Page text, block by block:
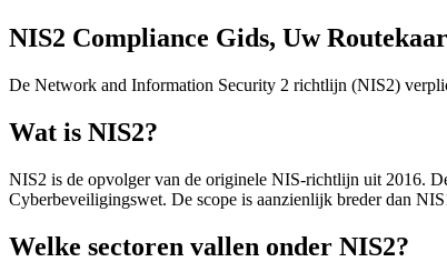
NIS2 Compliance Gids, Uw
De Network and Information Security 2 richtlijn (NIS2)
Wat is NIS2?
NIS2 is de opvolger van de originele NIS-richtlijn uit 2016.
Cyberbeveiligingswet. De scope is aanzienlijk breder dan
Welke sectoren vallen onder NIS2?